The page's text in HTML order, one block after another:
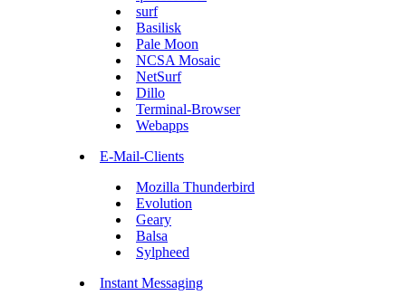
surf
Basilisk
Pale Moon
NCSA Mosaic
NetSurf
Dillo
Terminal-Browser
Webapps
E-Mail-Clients
Mozilla Thunderbird
Evolution
Geary
Balsa
Sylpheed
Instant Messaging